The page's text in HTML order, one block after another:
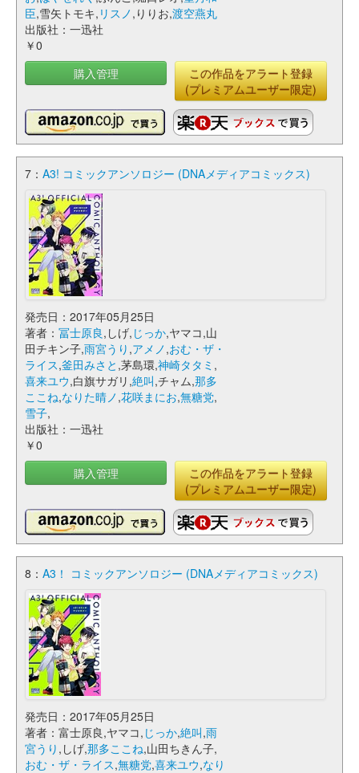
臣,雪矢トモキ, リスノ ,りりお,渡空燕丸
出版社：一迅社
￥0
購入管理
この作品をアラート登録
(プレミアムユーザー限定)
7： A3! コミックアンソロジー (DNAメディアコミックス)
発売日：2017年05月25日
著者： 冨士原良,しげ, じっか,ヤマコ,山
田チキン子,雨宮うり ,アメノ ,おむ・ザ・
ライス,釜田みさと ,茅島環,神崎タタミ ,
喜来ユウ,白旗サガリ,絶叫,チャム,那多
ここね,なりた晴ノ ,花咲まにお,無糖党,
雪子,
出版社：一迅社
￥0
購入管理
この作品をアラート登録
(プレミアムユーザー限定)
8： A3！ コミックアンソロジー (DNAメディアコミックス)
発売日：2017年05月25日
著者：富士原良,ヤマコ, じっか,絶叫,雨
宮うり ,しげ,那多ここね,山田ちきん子,
おむ・ザ・ライス,無糖党,喜来ユウ,なり